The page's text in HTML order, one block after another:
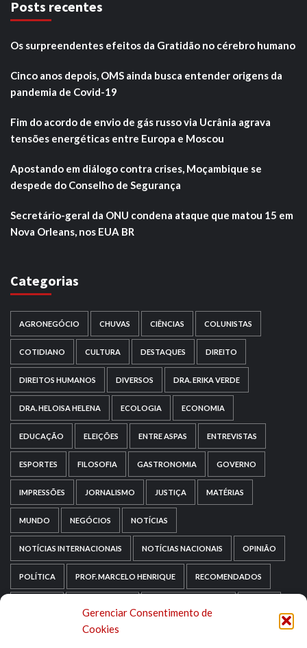
Gerenciar Consentimento de
Cookies
Posts recentes
Os surpreendentes efeitos da Gratidão no cérebro humano
Cinco anos depois, OMS ainda busca entender origens da
pandemia de Covid-19
Fim do acordo de envio de gás russo via Ucrânia agrava
tensões energéticas entre Europa e Moscou
Apostando em diálogo contra crises, Moçambique se
despede do Conselho de Segurança
Secretário-geral da ONU condena ataque que matou 15 em
Nova Orleans, nos EUA BR
Categorias
AGRONEGÓCIO CHUVAS CIÊNCIAS COLUNISTAS
COTIDIANO CULTURA DESTAQUES DIREITO
DIREITOS HUMANOS DIVERSOS DRA. ERIKA VERDE
DRA. HELOISA HELENA ECOLOGIA ECONOMIA
EDUCAÇÃO ELEIÇÕES ENTRE ASPAS ENTREVISTAS
ESPORTES FILOSOFIA GASTRONOMIA GOVERNO
IMPRESSÕES JORNALISMO JUSTIÇA MATÉRIAS
MUNDO NEGÓCIOS NOTÍCIAS
NOTÍCIAS INTERNACIONAIS NOTÍCIAS NACIONAIS OPINIÃO
POLÍTICA PROF. MARCELO HENRIQUE RECOMENDADOS
SEM CATEGORIA